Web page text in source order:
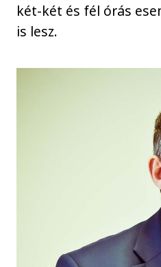
két-két és fél órás
is lesz.